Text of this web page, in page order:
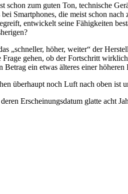
schon zum guten Ton, technische
Smartphones, die meist schon
entwickelt seine Fähigkeiten
„schneller, höher, weiter“ der
gehen, ob der Fortschritt
ein etwas älteres einer höheren
überhaupt noch Luft nach oben ist
Erscheinungsdatum glatte acht